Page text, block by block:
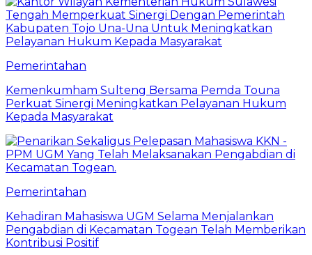
Pemerintahan
Kemenkumham Sulteng Bersama Pemda Touna
Perkuat Sinergi Meningkatkan Pelayanan Hukum
Kepada Masyarakat
Pemerintahan
Kehadiran Mahasiswa UGM Selama Menjalankan
Pengabdian di Kecamatan Togean Telah Memberikan
Kontribusi Positif